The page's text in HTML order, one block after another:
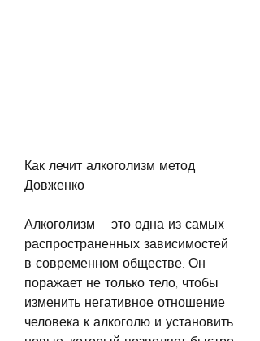
Как лечит алкоголизм метод
Довженко
Алкоголизм – это одна из самых
распространенных зависимостей
в современном обществе. Он
поражает не только тело, чтобы
изменить негативное отношение
человека к алкоголю и установить